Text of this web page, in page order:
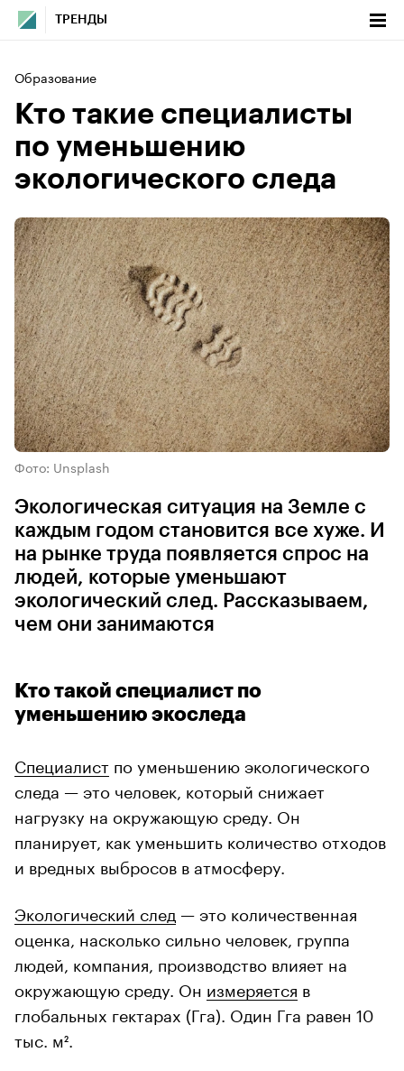
ТРЕНДЫ
Образование
Кто такие специалисты
по уменьшению
экологического следа
Фото: Unsplash
Экологическая ситуация на Земле с
каждым годом становится все хуже. И
на рынке труда появляется спрос на
людей, которые уменьшают
экологический след. Рассказываем,
чем они занимаются
Кто такой специалист по
уменьшению экоследа
Специалист по уменьшению экологического
следа — это человек, который снижает
нагрузку на окружающую среду. Он
планирует, как уменьшить количество отходов
и вредных выбросов в атмосферу.
Экологический след — это количественная
оценка, насколько сильно человек, группа
людей, компания, производство влияет на
окружающую среду. Он измеряется в
глобальных гектарах (Гга). Один Гга равен 10
тыс. м².